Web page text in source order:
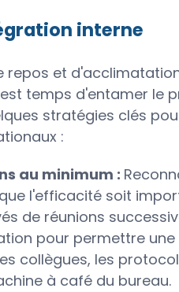
interne
repos et
temps d'entamer le
stratégies clés
:
au minimum :
l'efficacité soit
de réunions
pour permettre
collègues, les
à café du bureau.